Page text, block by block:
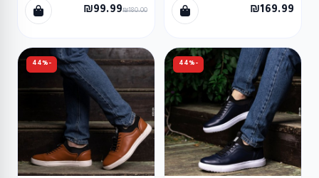
₪169.99
₪99.99₪180.00
-44%
-44%